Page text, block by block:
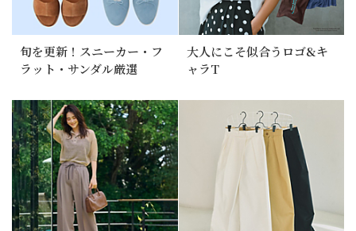
旬を更新！スニーカー・フ
ラット・サンダル厳選
大人にこそ似合うロゴ&キ
ャラT